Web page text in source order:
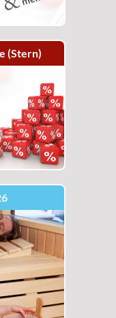
(Stern)